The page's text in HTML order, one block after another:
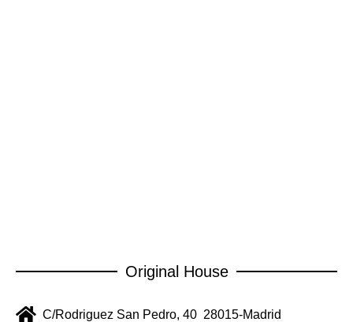
Original House
C/Rodriguez San Pedro, 40 28015-Madrid